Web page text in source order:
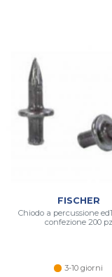
FISCHER
Chiodo a percussione
confezione 200 pz
3-10 giorni